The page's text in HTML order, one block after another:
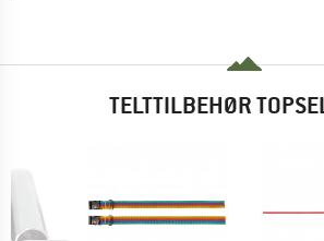
TELTTILBEHØR